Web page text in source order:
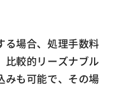
る場合、処理手数料
比較的リーズナブル
みも可能で、その場